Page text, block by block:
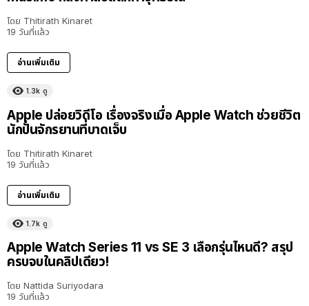
โดย Thitirath Kinaret
19 วันที่แล้ว
อ่านเพิ่มเติม
1.3k ดู
Apple ปล่อยวิดีโอ เรื่องจริงเมื่อ Apple Watch ช่วยชีวิต
นักปั่นจักรยานที่บาดเจ็บ
โดย Thitirath Kinaret
19 วันที่แล้ว
อ่านเพิ่มเติม
1.7k ดู
Apple Watch Series 11 vs SE 3 เลือกรุ่นไหนดี? สรุป
ครบจบในคลิปเดียว!
โดย Nattida Suriyodara
19 วันที่แล้ว